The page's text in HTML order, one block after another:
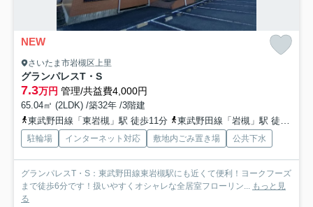
NEW
さいたま市岩槻区上里
グランパレスT・S
7.3万円 管理/共益費4,000円
65.04㎡ (2LDK) /築32年 /3階建
東武野田線「東岩槻」駅 徒歩11分
東武野田線「岩槻」駅 徒歩30分
駐輪場 インターネット対応 敷地内ごみ置き場 公共下水
グランパレスT・S：東武野田線東岩槻駅にも近くて便利！ヨークフーズ
まで徒歩6分です！扱いやすくオシャレな全居室フローリン... もっと見
る